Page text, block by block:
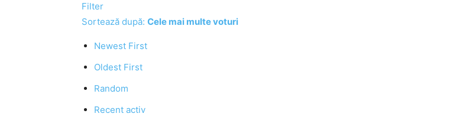
Filter
Sortează după: Cele mai multe voturi
Newest First
Oldest First
Random
Recent activ